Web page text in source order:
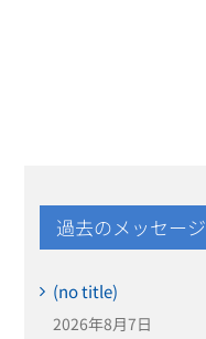
過去のメッセージ
(no title)
2026年8月7日